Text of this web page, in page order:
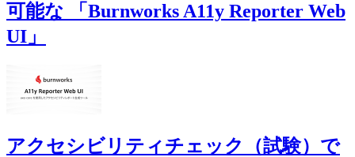
可能な 「Burnworks A11y Reporter Web
UI」
アクセシビリティチェック（試験）で